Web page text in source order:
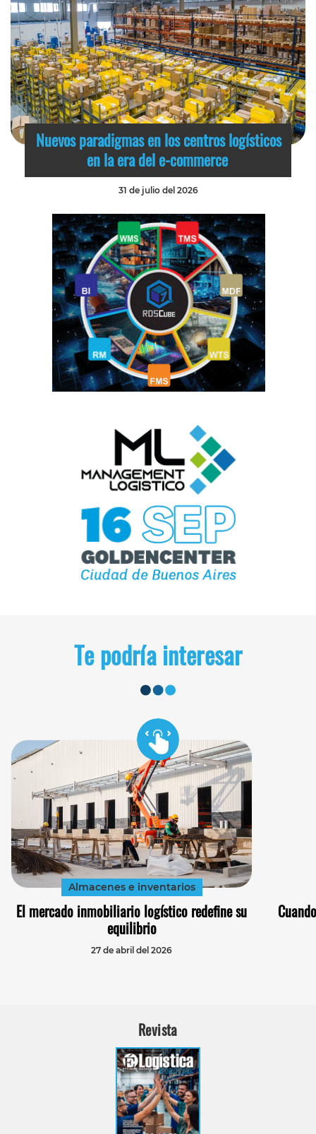
Nuevos paradigmas en los centros logísticos
en la era del e-commerce
31 de julio del 2026
Te podría interesar
Almacenes e inventarios
El mercado inmobiliario logístico redefine su
equilibrio
27 de abril del 2026
Revista